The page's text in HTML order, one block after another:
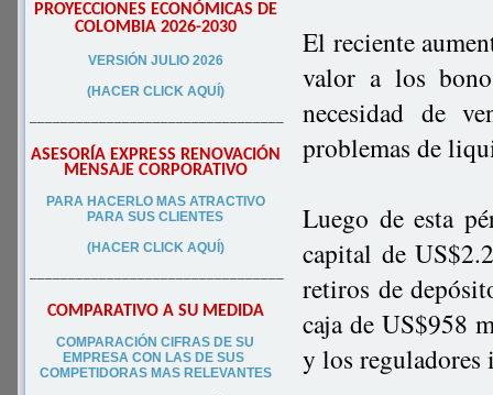
PROYECCIONES ECONÓMICAS DE
COLOMBIA 2026-2030
VERSIÓN JULIO 2026
(HACER CLICK AQUÍ)
–––––––––––––––––––––––––––––––––
ASESORÍA EXPRESS RENOVACIÓN
MENSAJE CORPORATIVO
PARA HACERLO MAS ATRACTIVO
PARA SUS CLIENTES
(HACER CLICK AQUÍ)
–––––––––––––––––––––––––––––––––
COMPARATIVO A SU MEDIDA
COMPARACIÓN CIFRAS DE SU
EMPRESA CON LAS DE SUS
COMPETIDORAS MAS RELEVANTES
El reciente
valor a los
necesidad de
problemas de
Luego de esta
capital de
retiros de
caja de US$958
y los